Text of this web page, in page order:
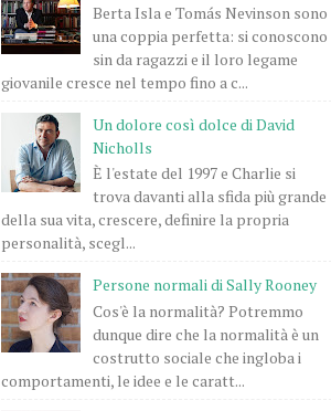
Berta Isla e Tomás Nevinson sono
una coppia perfetta: si conoscono
sin da ragazzi e il loro legame
giovanile cresce nel tempo fino a c...
Un dolore così dolce di David
Nicholls
È l'estate del 1997 e Charlie si
trova davanti alla sfida più grande
della sua vita, crescere, definire la propria
personalità, scegl...
Persone normali di Sally Rooney
Cos'è la normalità? Potremmo
dunque dire che la normalità è un
costrutto sociale che ingloba i
comportamenti, le idee e le caratt...